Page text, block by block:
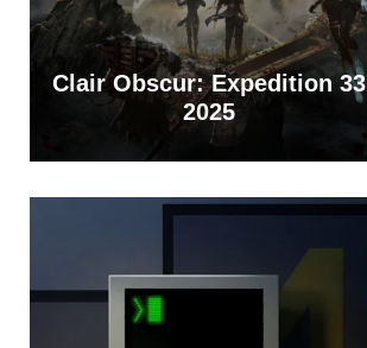
Clair Obscur: Expedition 33
2025